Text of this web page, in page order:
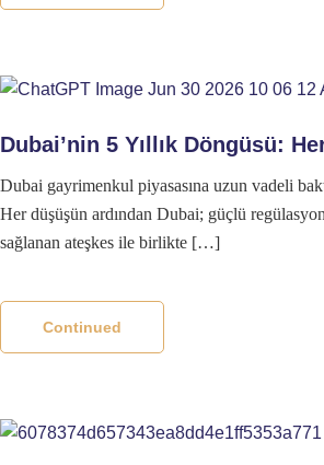
Dubai’nin 5 Yıllık Döngüsü:
Dubai gayrimenkul piyasasına uzun vadeli
Her düşüşün ardından Dubai; güçlü
sağlanan ateşkes ile birlikte […]
Continued